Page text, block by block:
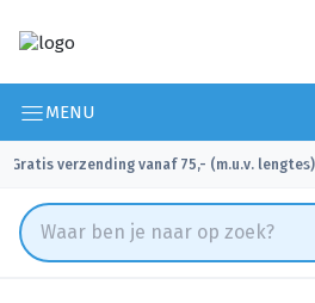
MENU
Gratis verzending vanaf 75,- (m.u.v. lengtes)
✓